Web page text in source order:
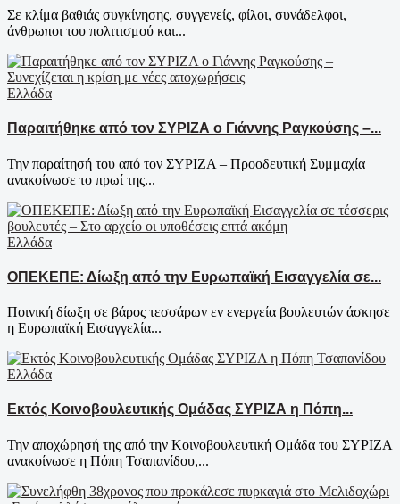
Σε κλίμα βαθιάς συγκίνησης, συγγενείς, φίλοι, συνάδελφοι,
άνθρωποι του πολιτισμού και...
Ελλάδα
Παραιτήθηκε από τον ΣΥΡΙΖΑ ο Γιάννης Ραγκούσης –...
Την παραίτησή του από τον ΣΥΡΙΖΑ – Προοδευτική Συμμαχία
ανακοίνωσε το πρωί της...
Ελλάδα
ΟΠΕΚΕΠΕ: Δίωξη από την Ευρωπαϊκή Εισαγγελία σε...
Ποινική δίωξη σε βάρος τεσσάρων εν ενεργεία βουλευτών άσκησε
η Ευρωπαϊκή Εισαγγελία...
Ελλάδα
Εκτός Κοινοβουλευτικής Ομάδας ΣΥΡΙΖΑ η Πόπη...
Την αποχώρησή της από την Κοινοβουλευτική Ομάδα του ΣΥΡΙΖΑ
ανακοίνωσε η Πόπη Τσαπανίδου,...